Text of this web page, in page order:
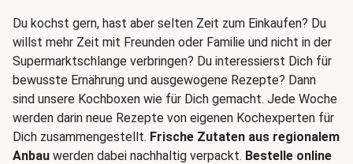
Du kochst gern, hast aber selten Zeit zum Einkaufen? Du
willst mehr Zeit mit Freunden oder Familie und nicht in der
Supermarktschlange verbringen? Du interessierst Dich für
bewusste Ernährung und ausgewogene Rezepte? Dann
sind unsere Kochboxen wie für Dich gemacht. Jede Woche
werden darin neue Rezepte von eigenen Kochexperten für
Dich zusammengestellt. Frische Zutaten aus regionalem
Anbau werden dabei nachhaltig verpackt. Bestelle online